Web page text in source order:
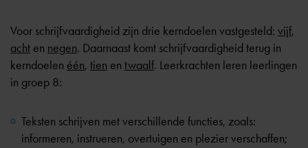
Voor schrijfvaardigheid zijn drie kerndoelen vastgesteld: vijf,
acht en negen. Daarnaast komt schrijfvaardigheid terug in
kerndoelen één, tien en twaalf. Leerkrachten leren leerlingen
in groep 8:
Teksten schrijven met verschillende functies, zoals:
informeren, instrueren, overtuigen en plezier verschaffen;